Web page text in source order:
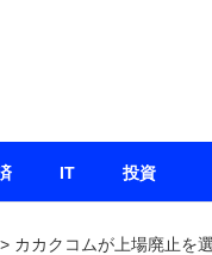
> カカクコムが上場廃止を
IT 投資